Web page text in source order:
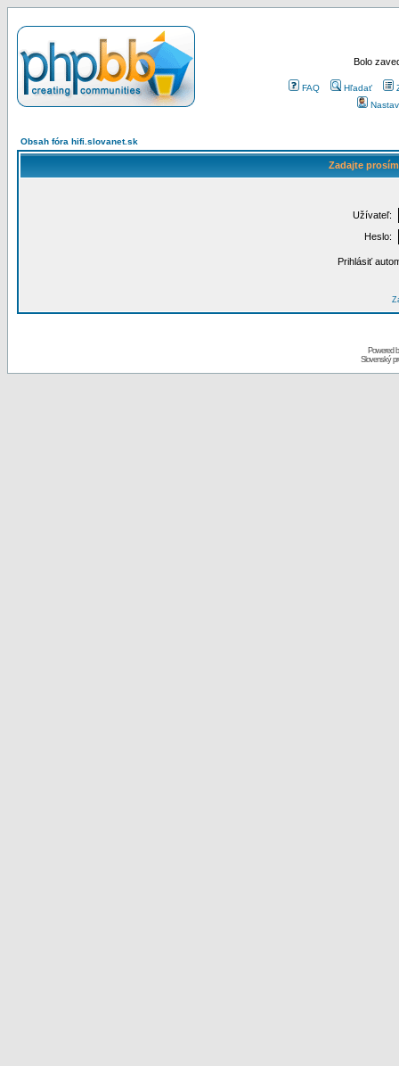
Bolo
FAQ Hľadať
Obsah fóra hifi.slovanet.sk
Zadajte
Užívateľ:
Heslo:
Prihlásiť
Powered
Slovenský